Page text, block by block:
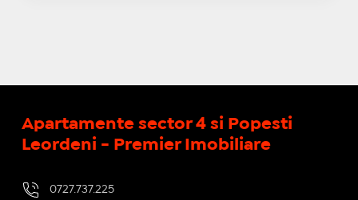
Apartamente sector 4 si Popesti
Leordeni - Premier Imobiliare
0727.737.225